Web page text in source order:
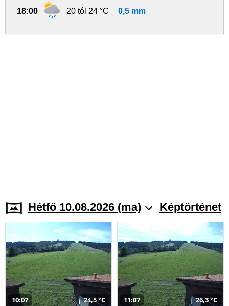
18:00 20 tól 24 °C 0,5 mm
Hétfő 10.08.2026 (ma) Képtörténet
10:07 24,5 °C 11:07 26,3 °C